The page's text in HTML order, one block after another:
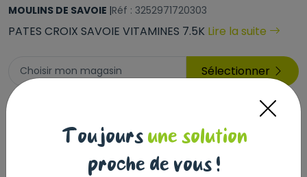
MOULINS DE SAVOIE |Réf : 3252971720303
PATES CROIX SAVOIE VITAMINES 7.5K Lire la suite
Choisir mon magasin Sélectionner
Disponible
21 ,30 €
Prix au kg : 2.84 €
Toujours une solution
proche de vous !